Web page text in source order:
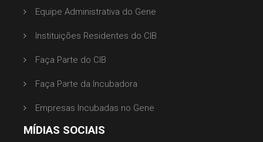
Equipe Administrativa do Gene
Instituições Residentes do CIB
Faça Parte do CIB
Faça Parte da Incubadora
Empresas Incubadas no Gene
MÍDIAS SOCIAIS